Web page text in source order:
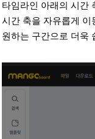
타임라인 아래의 시간
시간 축을 자유롭게 이
원하는 구간으로 더욱